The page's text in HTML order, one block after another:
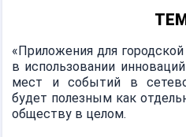
«Приложения для
в использовании
мест и событий в
будет полезным как
обществу в целом.